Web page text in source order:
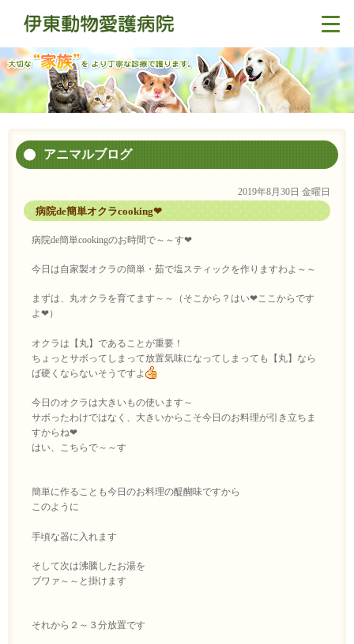
アニマルブログ
2019年8月30日 金曜日
病院de簡単オクラcooking❤
病院de簡単cookingのお時間で～～す❤
今日は自家製オクラの簡単・茹で塩スティックを作りますわよ～～
まずは、丸オクラを育てます～～（そこから？はい❤ここからです
よ❤）
オクラは【丸】であることが重要！
ちょっとサボってしまって放置気味になってしまっても【丸】なら
ば硬くならないそうですよ
今日のオクラは大きいもの使います～
サボったわけではなく、大きいからこそ今日のお料理が引き立ちま
すからね❤
はい、こちらで～～す
簡単に作ることも今日のお料理の醍醐味ですから
このように
手頃な器に入れます
そして次は沸騰したお湯を
ブワァ～～と掛けます
それから２～３分放置です